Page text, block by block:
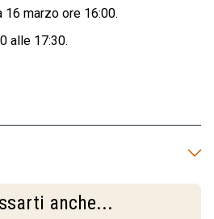
16 marzo ore 16:00.
alle 17:30.
anche...